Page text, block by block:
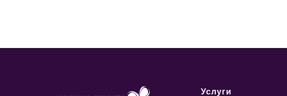
Услуги